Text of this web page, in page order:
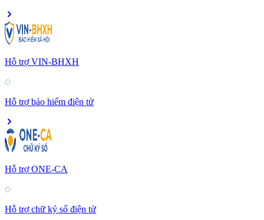
Hỗ trợ VIN-BHXH
Hỗ trợ bảo hiểm điện tử
Hỗ trợ ONE-CA
Hỗ trợ chữ ký số điện tử